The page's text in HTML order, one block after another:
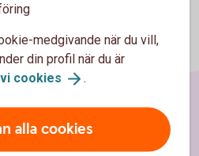
medgivande när du vill,
din profil när du är
cookies .
alla cookies